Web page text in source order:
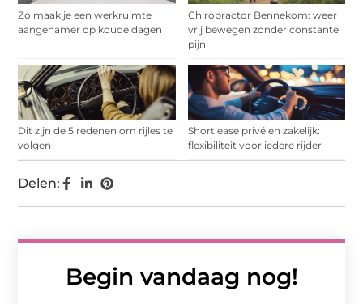
Zo maak je een werkruimte
aangenamer op koude dagen
Chiropractor Bennekom: weer
vrij bewegen zonder constante
pijn
Dit zijn de 5 redenen om rijles te
volgen
Shortlease privé en zakelijk:
flexibiliteit voor iedere rijder
Begin vandaag nog!
Delen: